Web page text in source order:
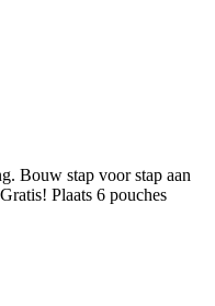
Bouw stap voor stap aan
Plaats 6 pouches